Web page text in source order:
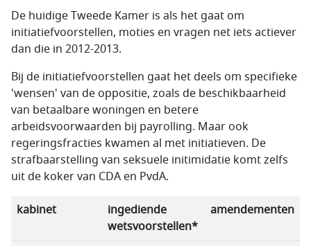
De huidige Tweede Kamer is als het gaat om
initiatiefvoorstellen, moties en vragen net iets actiever
dan die in 2012-2013.
Bij de initiatiefvoorstellen gaat het deels om specifieke
'wensen' van de oppositie, zoals de beschikbaarheid
van betaalbare woningen en betere
arbeidsvoorwaarden bij payrolling. Maar ook
regeringsfracties kwamen al met initiatieven. De
strafbaarstelling van seksuele initimidatie komt zelfs
uit de koker van CDA en PvdA.
kabinet
ingediende
wetsvoorstellen*
amendementen